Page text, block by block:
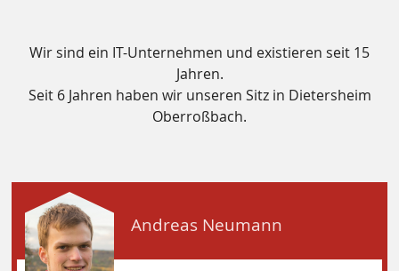
Wir sind ein IT-Unternehmen und existieren seit 15
Jahren.
Seit 6 Jahren haben wir unseren Sitz in Dietersheim
Oberroßbach.
Andreas Neumann